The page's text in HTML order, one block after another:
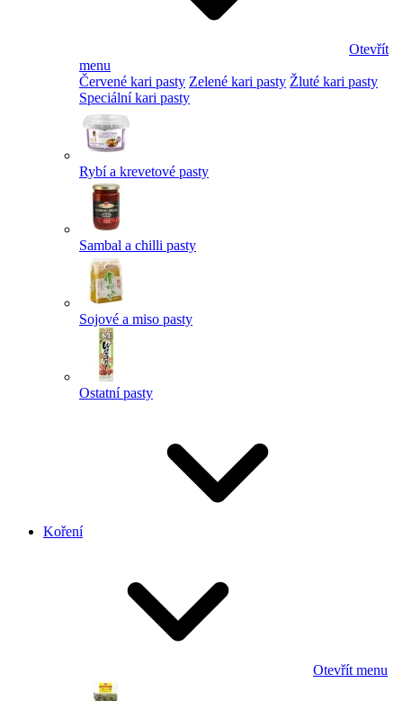
Otevřít
menu
Červené kari pasty Zelené kari pasty Žluté kari pasty
Speciální kari pasty
Rybí a krevetové pasty
Sambal a chilli pasty
Sojové a miso pasty
Ostatní pasty
Koření
Otevřít menu